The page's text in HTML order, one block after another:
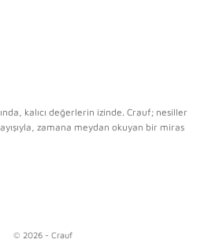
kalıcı değerlerin izinde. Crauf; nesiller
zamana meydan okuyan bir miras
© 2026 - Crauf